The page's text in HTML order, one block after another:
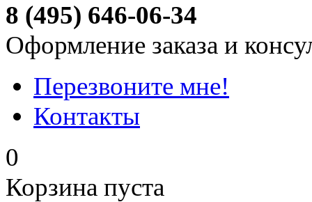
8 (495) 646-06-34
Оформление заказа и
Перезвоните мне!
Контакты
0
Корзина пуста